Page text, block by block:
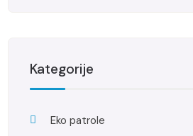
Kategorije
Eko patrole